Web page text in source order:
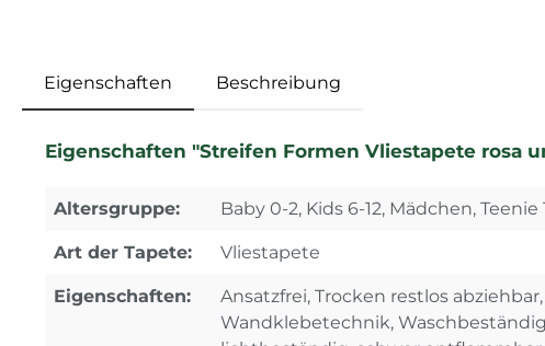
Eigenschaften Beschreibung
Eigenschaften "Streifen Formen Vliestapete rosa
Altersgruppe: Baby 0-2, Kids 6-12, Mädchen, Teenie
Art der Tapete: Vliestapete
Eigenschaften:
Ansatzfrei, Trocken restlos abziehbar,
Wandklebetechnik,